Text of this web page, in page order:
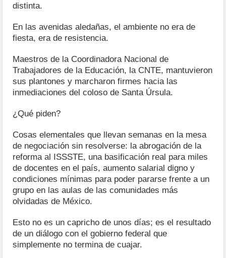
distinta.
En las avenidas aledañas, el ambiente no era de
fiesta, era de resistencia.
Maestros de la Coordinadora Nacional de
Trabajadores de la Educación, la CNTE, mantuvieron
sus plantones y marcharon firmes hacia las
inmediaciones del coloso de Santa Úrsula.
¿Qué piden?
Cosas elementales que llevan semanas en la mesa
de negociación sin resolverse: la abrogación de la
reforma al ISSSTE, una basificación real para miles
de docentes en el país, aumento salarial digno y
condiciones mínimas para poder pararse frente a un
grupo en las aulas de las comunidades más
olvidadas de México.
Esto no es un capricho de unos días; es el resultado
de un diálogo con el gobierno federal que
simplemente no termina de cuajar.